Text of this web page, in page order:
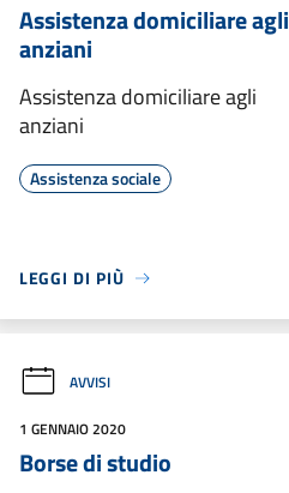
Assistenza domiciliare agli
anziani
Assistenza domiciliare agli
anziani
Assistenza sociale
LEGGI DI PIÙ
AVVISI
1 GENNAIO 2020
Borse di studio